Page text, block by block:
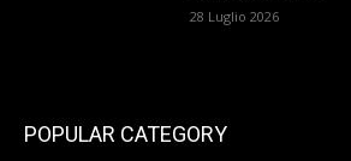
28 Luglio 2026
POPULAR CATEGORY